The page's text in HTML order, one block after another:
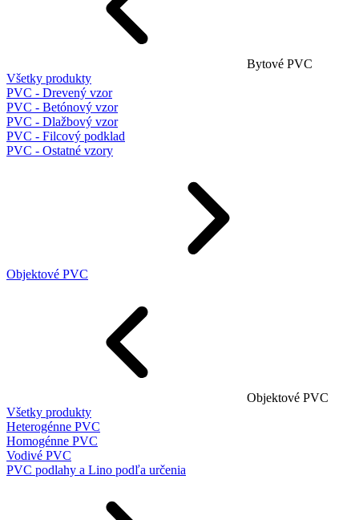
Bytové PVC
Všetky produkty
PVC - Drevený vzor
PVC - Betónový vzor
PVC - Dlažbový vzor
PVC - Filcový podklad
PVC - Ostatné vzory
Objektové PVC
Objektové PVC
Všetky produkty
Heterogénne PVC
Homogénne PVC
Vodivé PVC
PVC podlahy a Lino podľa určenia